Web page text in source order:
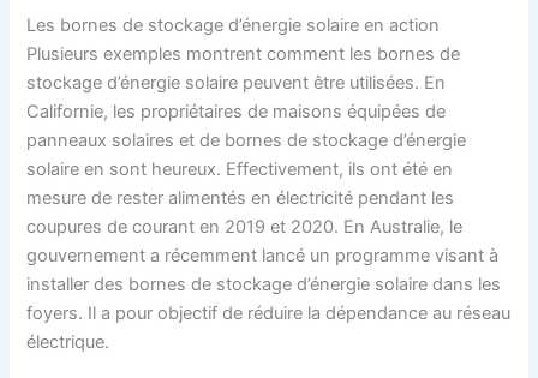
Les bornes de stockage d’énergie solaire en action
Plusieurs exemples montrent comment les bornes de
stockage d’énergie solaire peuvent être utilisées. En
Californie, les propriétaires de maisons équipées de
panneaux solaires et de bornes de stockage d’énergie
solaire en sont heureux. Effectivement, ils ont été en
mesure de rester alimentés en électricité pendant les
coupures de courant en 2019 et 2020. En Australie, le
gouvernement a récemment lancé un programme visant à
installer des bornes de stockage d’énergie solaire dans les
foyers. Il a pour objectif de réduire la dépendance au réseau
électrique.